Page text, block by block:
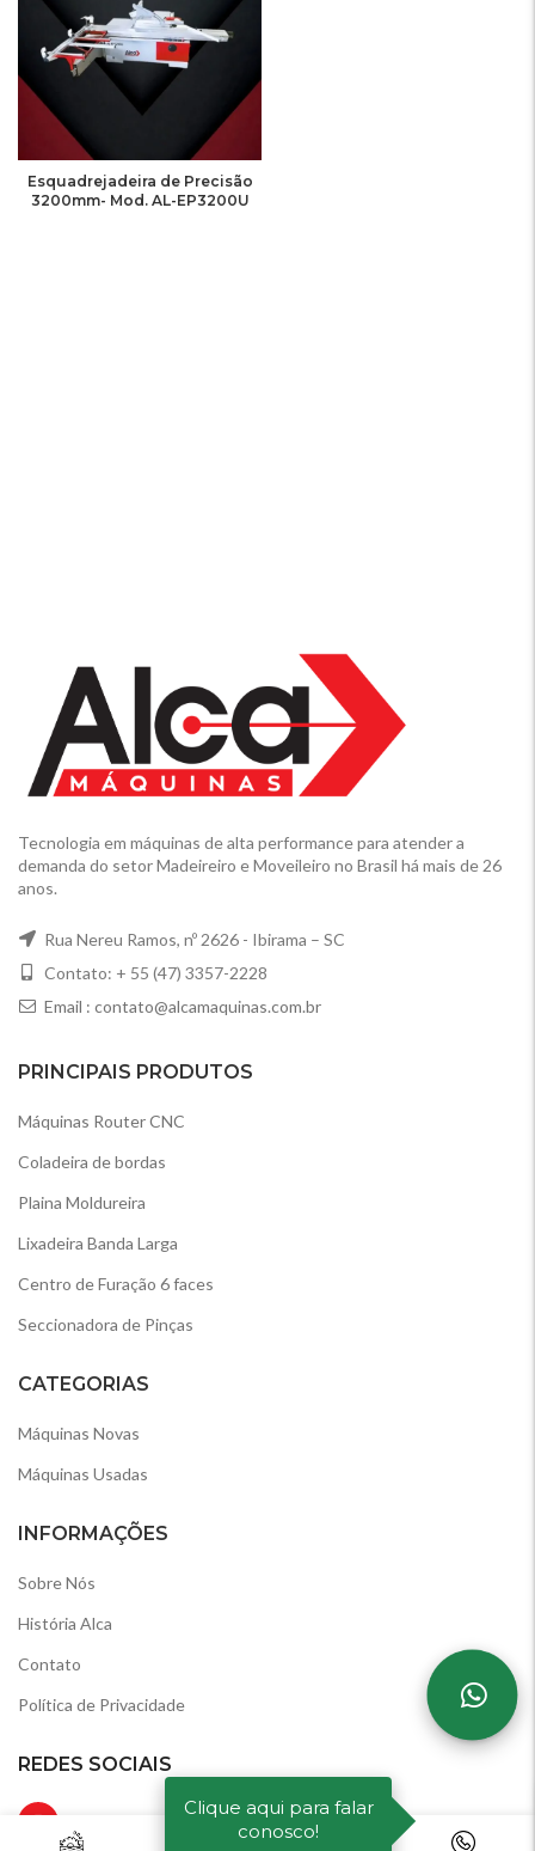
Clique aqui para falar
conosco!
Esquadrejadeira de Precisão
3200mm- Mod. AL-EP3200U
Tecnologia em máquinas de alta performance para atender a
demanda do setor Madeireiro e Moveileiro no Brasil há mais de 26
anos.
Rua Nereu Ramos, nº 2626 - Ibirama – SC
Contato: + 55 (47) 3357-2228
Email : contato@alcamaquinas.com.br
PRINCIPAIS PRODUTOS
Máquinas Router CNC
Coladeira de bordas
Plaina Moldureira
Lixadeira Banda Larga
Centro de Furação 6 faces
Seccionadora de Pinças
CATEGORIAS
Máquinas Novas
Máquinas Usadas
INFORMAÇÕES
Sobre Nós
História Alca
Contato
Política de Privacidade
REDES SOCIAIS